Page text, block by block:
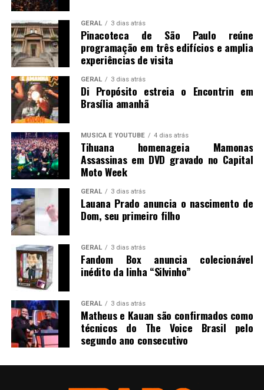
GERAL 3 dias atrás
Pinacoteca de São Paulo reúne
programação em três edifícios e amplia
experiências de visita
GERAL 3 dias atrás
Di Propósito estreia o Encontrin em
Brasília amanhã
MUSICA E YOUTUBE 4 dias atrás
Tihuana homenageia Mamonas
Assassinas em DVD gravado no Capital
Moto Week
GERAL 3 dias atrás
Lauana Prado anuncia o nascimento de
Dom, seu primeiro filho
GERAL 3 dias atrás
Fandom Box anuncia colecionável
inédito da linha “Silvinho”
GERAL 3 dias atrás
Matheus e Kauan são confirmados como
técnicos do The Voice Brasil pelo
segundo ano consecutivo